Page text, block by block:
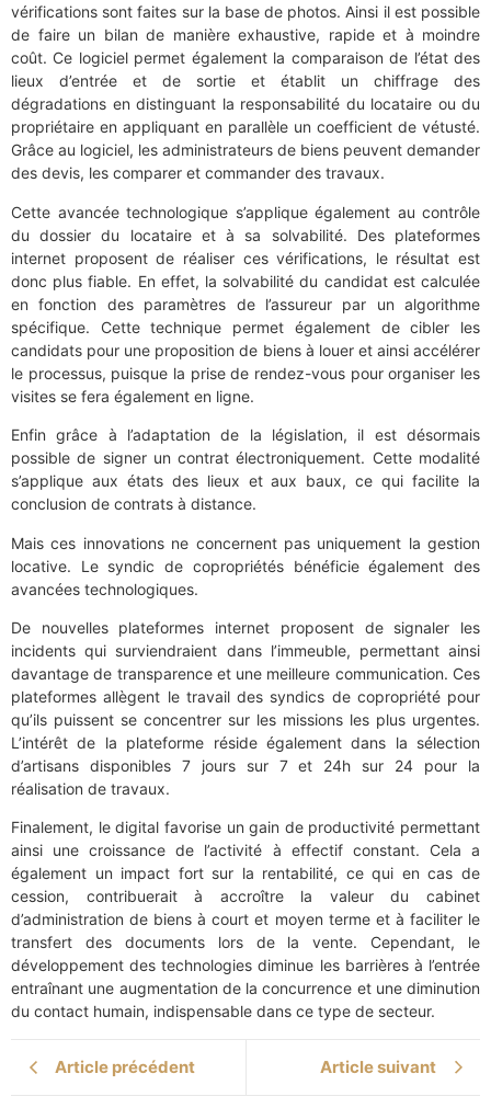
vérifications sont faites sur la base de photos. Ainsi il est possible
de faire un bilan de manière exhaustive, rapide et à moindre
coût. Ce logiciel permet également la comparaison de l’état des
lieux d’entrée et de sortie et établit un chiffrage des
dégradations en distinguant la responsabilité du locataire ou du
propriétaire en appliquant en parallèle un coefficient de vétusté.
Grâce au logiciel, les administrateurs de biens peuvent demander
des devis, les comparer et commander des travaux.
Cette avancée technologique s’applique également au contrôle
du dossier du locataire et à sa solvabilité. Des plateformes
internet proposent de réaliser ces vérifications, le résultat est
donc plus fiable. En effet, la solvabilité du candidat est calculée
en fonction des paramètres de l’assureur par un algorithme
spécifique. Cette technique permet également de cibler les
candidats pour une proposition de biens à louer et ainsi accélérer
le processus, puisque la prise de rendez-vous pour organiser les
visites se fera également en ligne.
Enfin grâce à l’adaptation de la législation, il est désormais
possible de signer un contrat électroniquement. Cette modalité
s’applique aux états des lieux et aux baux, ce qui facilite la
conclusion de contrats à distance.
Mais ces innovations ne concernent pas uniquement la gestion
locative. Le syndic de copropriétés bénéficie également des
avancées technologiques.
De nouvelles plateformes internet proposent de signaler les
incidents qui surviendraient dans l’immeuble, permettant ainsi
davantage de transparence et une meilleure communication. Ces
plateformes allègent le travail des syndics de copropriété pour
qu’ils puissent se concentrer sur les missions les plus urgentes.
L’intérêt de la plateforme réside également dans la sélection
d’artisans disponibles 7 jours sur 7 et 24h sur 24 pour la
réalisation de travaux.
Finalement, le digital favorise un gain de productivité permettant
ainsi une croissance de l’activité à effectif constant. Cela a
également un impact fort sur la rentabilité, ce qui en cas de
cession, contribuerait à accroître la valeur du cabinet
d’administration de biens à court et moyen terme et à faciliter le
transfert des documents lors de la vente. Cependant, le
développement des technologies diminue les barrières à l’entrée
entraînant une augmentation de la concurrence et une diminution
du contact humain, indispensable dans ce type de secteur.
Article précédent Article suivant